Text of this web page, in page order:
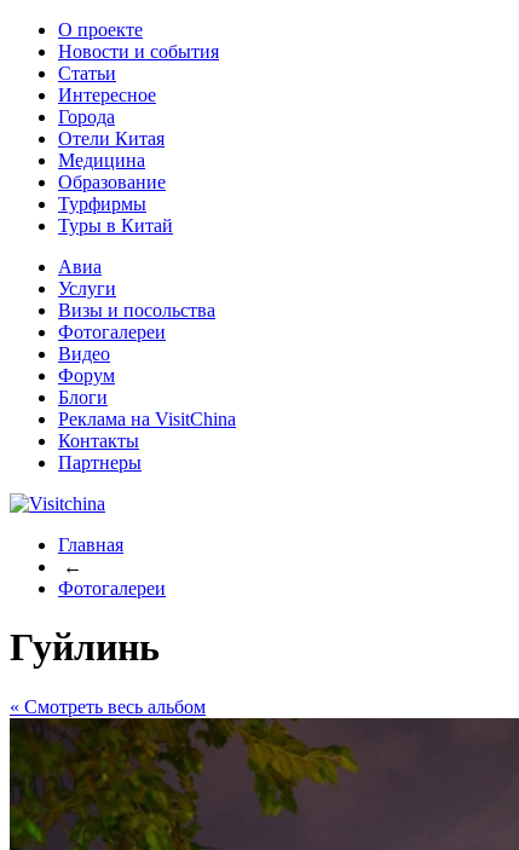
О проекте
Новости и события
Статьи
Интересное
Города
Отели Китая
Медицина
Образование
Турфирмы
Туры в Китай
Авиа
Услуги
Визы и посольства
Фотогалереи
Видео
Форум
Блоги
Реклама на VisitChina
Контакты
Партнеры
Главная
←
Фотогалереи
Гуйлинь
« Cмотреть весь альбом